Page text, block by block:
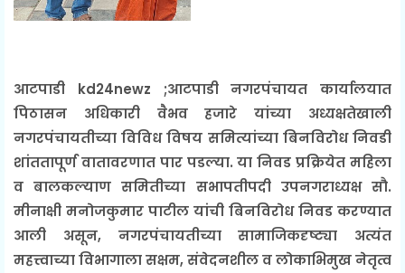
आटपाडी kd24newz ;आटपाडी नगरपंचायत कार्यालयात
पिठासन अधिकारी वैभव हजारे यांच्या अध्यक्षतेखाली
नगरपंचायतीच्या विविध विषय समित्यांच्या बिनविरोध निवडी
शांततापूर्ण वातावरणात पार पडल्या. या निवड प्रक्रियेत महिला
व बालकल्याण समितीच्या सभापतीपदी उपनगराध्यक्ष सौ.
मीनाक्षी मनोजकुमार पाटील यांची बिनविरोध निवड करण्यात
आली असून, नगरपंचायतीच्या सामाजिकदृष्ट्या अत्यंत
महत्त्वाच्या विभागाला सक्षम, संवेदनशील व लोकाभिमुख नेतृत्व